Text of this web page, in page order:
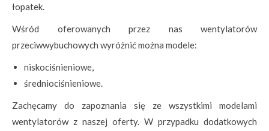
łopatek.
Wśród oferowanych przez nas wentylatorów
przeciwwybuchowych wyróżnić można modele:
niskociśnieniowe,
średniociśnieniowe.
Zachęcamy do zapoznania się ze wszystkimi modelami
wentylatorów z naszej oferty. W przypadku dodatkowych